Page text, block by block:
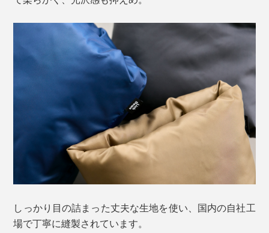
しっかり目の詰まった丈夫な生地を使い、国内の自社工
場で丁寧に縫製されています。